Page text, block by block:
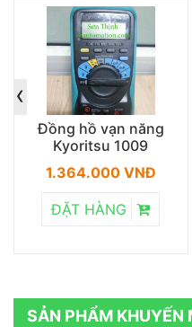
Đồng hồ vạn năng
Kyoritsu 1009
1.364.000 VNĐ
ĐẶT HÀNG
‹
SẢN PHẨM KHUYẾN